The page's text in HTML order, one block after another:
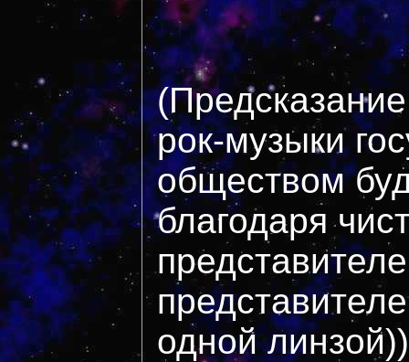
рок-музыки
обществом
благодаря
одной